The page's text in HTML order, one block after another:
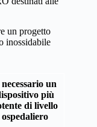
un progetto
inossidabile
un
più
di livello
ospedaliero